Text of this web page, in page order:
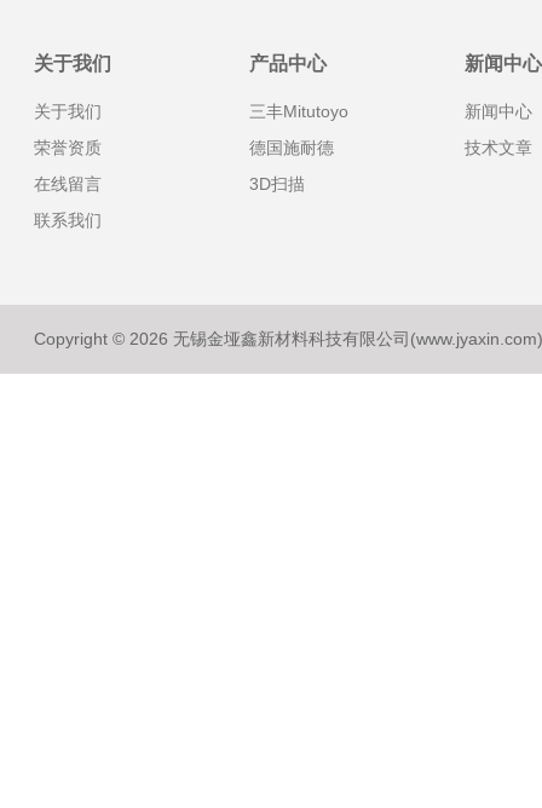
关于我们
关于我们
荣誉资质
在线留言
联系我们
产品中心
三丰Mitutoyo
德国施耐德
3D扫描
新闻中心
新闻中心
技术文章
Copyright © 2026 无锡金垭鑫新材料科技有限公司